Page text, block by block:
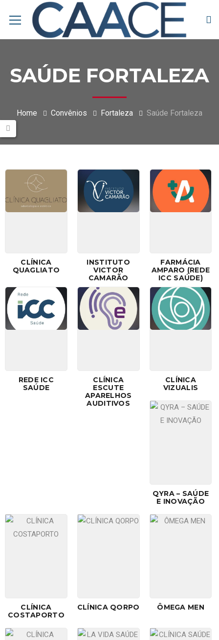
SAÚDE FORTALEZA
Home Convênios Fortaleza Saúde Fortaleza
CLÍNICA
QUAGLIATO
INSTITUTO
VICTOR
CAMARÃO
FARMÁCIA
AMPARO (REDE
ICC SAÚDE)
REDE ICC
SAÚDE
CLÍNICA
ESCUTE
APARELHOS
AUDITIVOS
CLÍNICA
VIZUALIS
QYRA – SAÚDE
E INOVAÇÃO
CLÍNICA
COSTAPORTO
CLÍNICA QORPO ÔMEGA MEN